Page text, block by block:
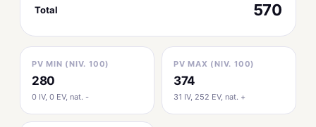
Total 570
PV MIN (NIV. 100)
280
0 IV, 0 EV, nat. -
PV MAX (NIV. 100)
374
31 IV, 252 EV, nat. +